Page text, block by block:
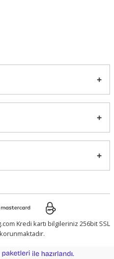
Kredi kartı bilgileriniz 256bit SSL
e-